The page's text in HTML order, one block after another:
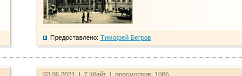
Предоставлено: Тимофей Бегров
03.06.2021 | 7 Кбайт | просмотров: 1086